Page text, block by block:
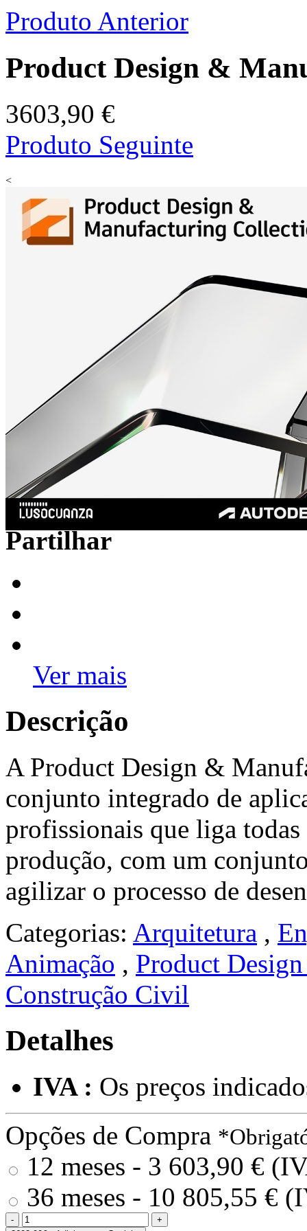
Produto Anterior
Product Design &
3603,90 €
Produto Seguinte
<
Partilhar
Ver mais
Descrição
A Product Design &
conjunto integrado de
profissionais que liga todas
produção, com um
agilizar o processo de
Categorias: Arquitetura ,
Animação , Product
Construção Civil
Detalhes
IVA : Os preços
Opções de Compra
12 meses - 3 603,90 €
36 meses - 10 805,55 €